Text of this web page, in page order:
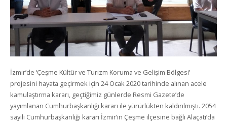
İzmir’de ‘Çeşme Kültür ve Turizm Koruma ve Gelişim Bölgesi’
projesini hayata geçirmek için 24 Ocak 2020 tarihinde alınan acele
kamulaştırma kararı, geçtiğimiz günlerde Resmi Gazete’de
yayımlanan Cumhurbaşkanlığı kararı ile yürürlükten kaldırılmıştı. 2054
sayılı Cumhurbaşkanlığı kararı İzmir’in Çeşme ilçesine bağlı Alaçatı’da